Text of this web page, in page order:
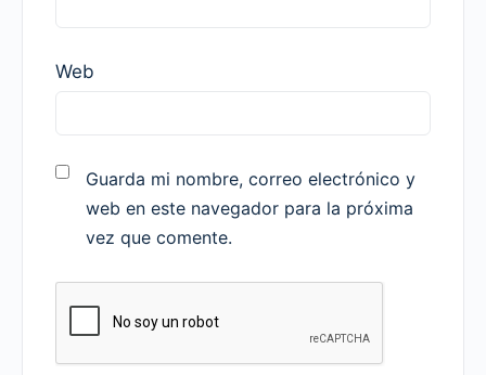
Web
Guarda mi nombre, correo electrónico y
web en este navegador para la próxima
vez que comente.